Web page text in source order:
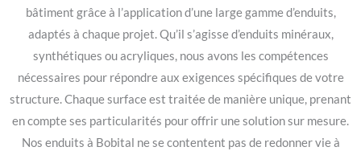
bâtiment grâce à l’application d’une large gamme d’enduits,
adaptés à chaque projet. Qu’il s’agisse d’enduits minéraux,
synthétiques ou acryliques, nous avons les compétences
nécessaires pour répondre aux exigences spécifiques de votre
structure. Chaque surface est traitée de manière unique, prenant
en compte ses particularités pour offrir une solution sur mesure.
Nos enduits à Bobital ne se contentent pas de redonner vie à